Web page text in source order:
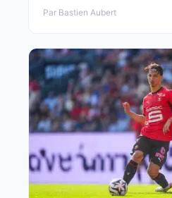
Par Bastien Aubert